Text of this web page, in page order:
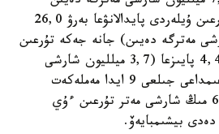
ۇلعايدى. كوپ پاتەرلى تۇرعىن ۇيلەردى پايدالانۋعا بەرۋ 26,0
شارشى مەترگە دەيىن) جانە جەكە تۇرعىن
ۇيلەردى پايدالانۋعا بەرۋ 4,4 پايىزعا (3,7 ميلليون شارشى
مەترگە دەيىن) ءوستى. اعىمداعى جىلعى 9 ايدا مەملەكەت
قاراجاتى ەسەبىنەن 617,2 مىڭ شارشى مەتر تۇرعىن ءۇي
بيشىمبايەۆ.